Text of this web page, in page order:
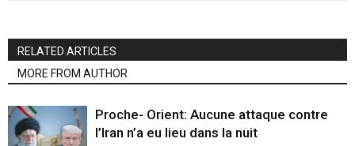
RELATED ARTICLES
MORE FROM AUTHOR
Proche- Orient: Aucune attaque contre
l’Iran n’a eu lieu dans la nuit